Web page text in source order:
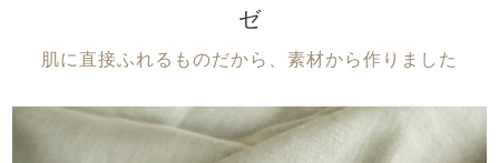
ゼ
肌に直接ふれるものだから、素材から作りました